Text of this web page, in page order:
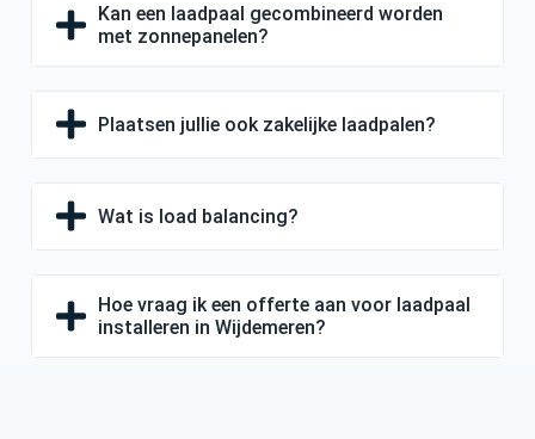
Kan een laadpaal gecombineerd worden
met zonnepanelen?
Plaatsen jullie ook zakelijke laadpalen?
Wat is load balancing?
Hoe vraag ik een offerte aan voor laadpaal
installeren in Wijdemeren?